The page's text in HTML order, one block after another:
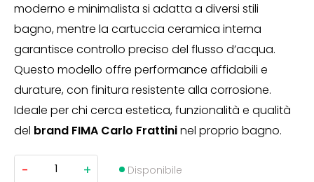
moderno e minimalista si adatta a diversi stili
bagno, mentre la cartuccia ceramica interna
garantisce controllo preciso del flusso d’acqua.
Questo modello offre performance affidabili e
durature, con finitura resistente alla corrosione.
Ideale per chi cerca estetica, funzionalità e qualità
del brand FIMA Carlo Frattininel proprio bagno.
-
Miscelatore
+ Disponibile